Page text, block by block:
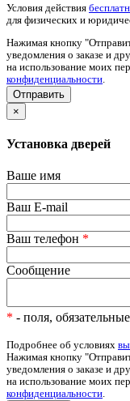
Условия действия
для физических и
Нажимая кнопку
уведомления о заказе и
на использование моих
конфиденциальности
×
Установка дверей
Ваше имя
Ваш E-mail
Ваш телефон *
Сообщение
* - поля,
Подробнее об условиях
Нажимая кнопку
уведомления о заказе и
на использование моих
конфиденциальности.